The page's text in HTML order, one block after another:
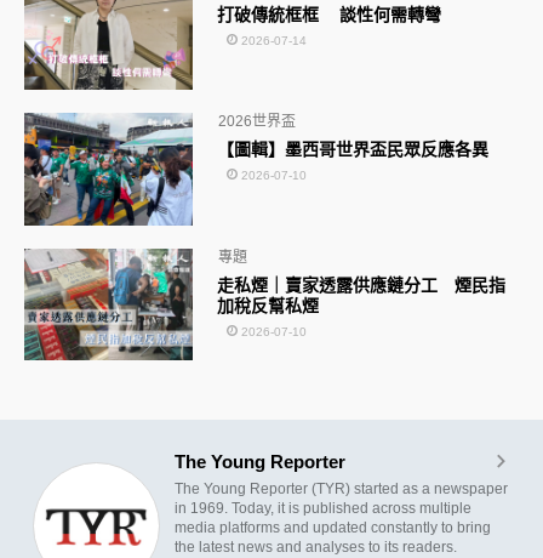
打破傳統框框 談性何需轉彎
2026-07-14
【圖輯】墨西哥世界盃民眾反應各異
2026世界盃
2026-07-10
走私煙｜賣家透露供應鏈分工 煙民指
加稅反幫私煙
專題
2026-07-10
The Young Reporter
The Young Reporter (TYR) started as a newspaper
in 1969. Today, it is published across multiple
media platforms and updated constantly to bring
the latest news and analyses to its readers.